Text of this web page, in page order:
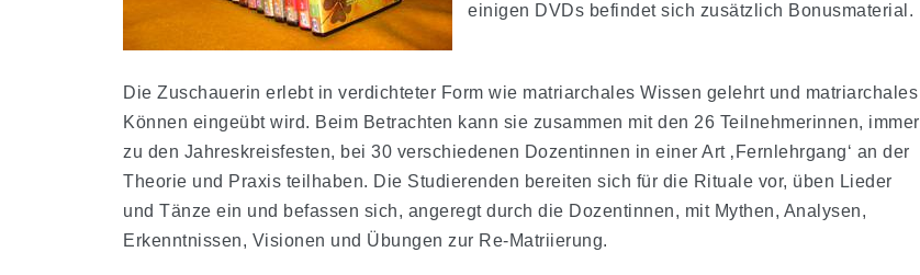
einigen DVDs befindet sich zusätzlich Bonusmaterial.
Die Zuschauerin erlebt in verdichteter Form wie matriarchales Wissen gelehrt und matriarchales
Können eingeübt wird. Beim Betrachten kann sie zusammen mit den 26 Teilnehmerinnen, immer
zu den Jahreskreisfesten, bei 30 verschiedenen Dozentinnen in einer Art ‚Fernlehrgang‘ an der
Theorie und Praxis teilhaben. Die Studierenden bereiten sich für die Rituale vor, üben Lieder
und Tänze ein und befassen sich, angeregt durch die Dozentinnen, mit Mythen, Analysen,
Erkenntnissen, Visionen und Übungen zur Re-Matriierung.